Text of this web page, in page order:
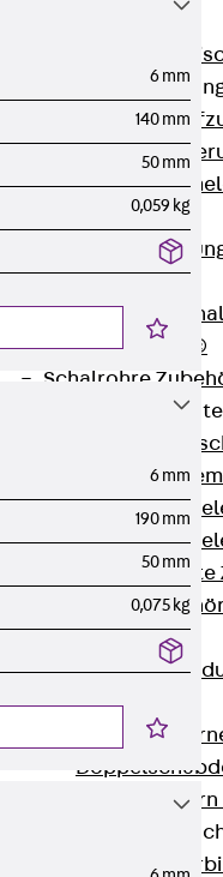
Zurück
Zurück
RAPIDOBAT®
Schalrohre
Zurück
Dorne
Zurück
Querkraftdorn
Zurück
6 mm
140 mm
50 mm
0,059 kg
6 mm
190 mm
50 mm
0,075 kg